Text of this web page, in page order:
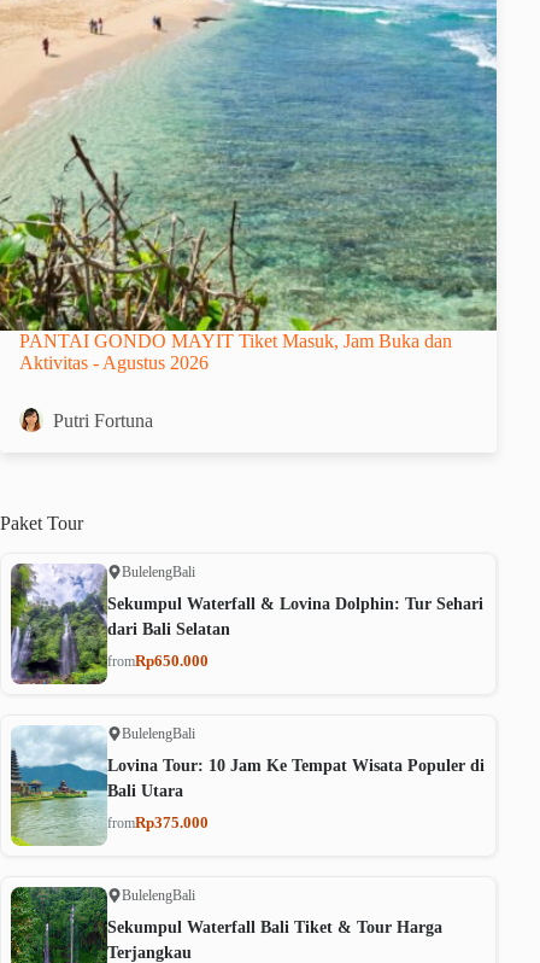
PANTAI GONDO MAYIT Tiket Masuk, Jam Buka dan
Aktivitas - Agustus 2026
Putri Fortuna
Paket Tour
BulelengBali
Sekumpul Waterfall & Lovina Dolphin: Tur Sehari
dari Bali Selatan
fromRp650.000
BulelengBali
Lovina Tour: 10 Jam Ke Tempat Wisata Populer di
Bali Utara
fromRp375.000
BulelengBali
Sekumpul Waterfall Bali Tiket & Tour Harga
Terjangkau